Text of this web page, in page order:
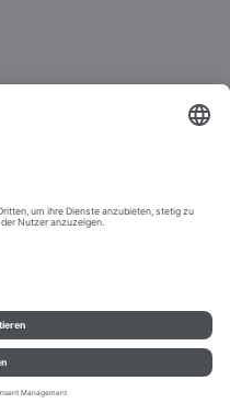
Rechtliche Hinweise
2022